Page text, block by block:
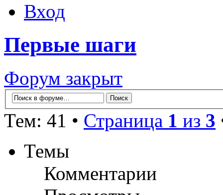
Вход
Первые шаги
Форум закрыт
Тем: 41 • Страница 1 из 3
Темы
Комментарии